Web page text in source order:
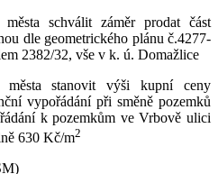
města schválit záměr prodat část
dle geometrického plánu č.4277-
2382/32, vše v k. ú. Domažlice
města stanovit výši kupní ceny
vypořádání při směně pozemků
k pozemkům ve Vrbově ulici
630 Kč/m2